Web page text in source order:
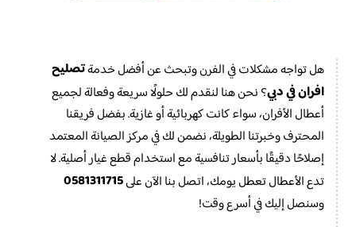
هل تواجه مشكلات في الفرن وتبحث عن أفضل خدمةتصليح
افران في دبي؟ نحن هنا لنقدم لك حلولًا سريعة وفعالة لجميع
أعطال الأفران، سواء كانت كهربائية أو غازية. بفضل فريقنا
المحترف وخبرتنا الطويلة، نضمن لك في مركز الصيانة المعتمد
إصلاحًا دقيقًا بأسعار تنافسية مع استخدام قطع غيار أصلية. لا
تدع الأعطال تعطل يومك، اتصل بنا الآن على0581311715
وسنصل إليك في أسرع وقت!